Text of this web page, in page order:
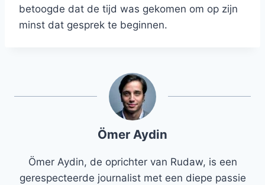
betoogde dat de tijd was gekomen om op zijn
minst dat gesprek te beginnen.
Ömer Aydin
Ömer Aydin, de oprichter van Rudaw, is een
gerespecteerde journalist met een diepe passie